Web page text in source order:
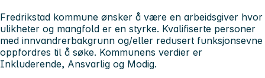
Fredrikstad kommune ønsker å være en arbeidsgiver hvor
ulikheter og mangfold er en styrke. Kvalifiserte personer
med innvandrerbakgrunn og/eller redusert funksjonsevne
oppfordres til å søke. Kommunens verdier er
Inkluderende, Ansvarlig og Modig.